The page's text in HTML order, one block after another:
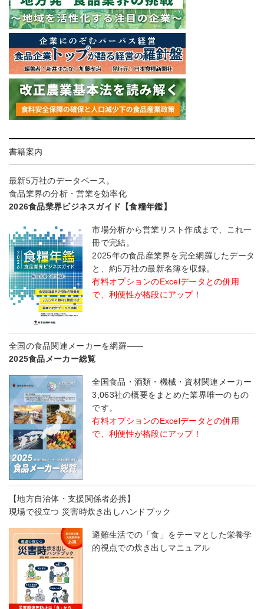
書籍案内
最新5万社のデータベース。
食品業界の分析・営業を効率化
2026食品業界ビジネスガイド【食糧年鑑】
市場分析から営業リスト作成まで、これ一
冊で完結。
2025年の食品産業界を完全網羅したデータ
と、約5万社の最新名簿を収録。
有料オプションのExcelデータとの併用
で、利便性が格段にアップ！
全国の食品関連メーカーを網羅――
2025食品メーカー総覧
全国食品・酒類・機械・資材関連メーカー
3,063社の概要をまとめた業界唯一のもの
です。
有料オプションのExcelデータとの併用
で、利便性が格段にアップ！
【地方自治体・支援関係者必携】
現場で役立つ 災害時炊き出しハンドブック
避難生活での「食」をテーマとした栄養学
的視点での炊き出しマニュアル